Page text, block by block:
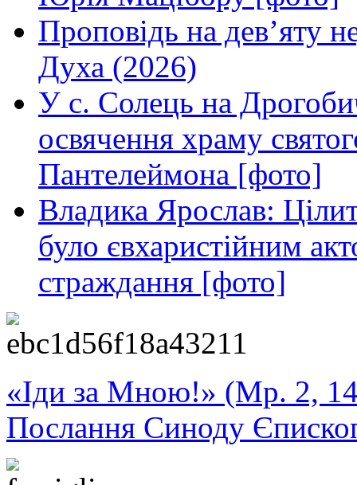
Проповідь на дев’яту
Духа (2026)
У с. Солець на
освячення храму
Пантелеймона [фото]
Владика Ярослав:
було євхаристійним
страждання [фото]
«Іди за Мною!» (Мр. 2,
Послання Синоду